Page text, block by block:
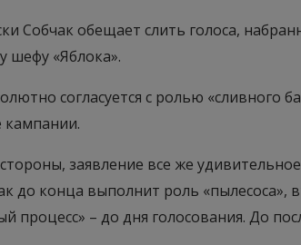
Собчак обещает слить голоса,
шефу «Яблока».
согласуется с ролью «сливного
кампании.
заявление все же
до конца выполнит роль «пылесоса»,
процесс» – до дня голосования. До